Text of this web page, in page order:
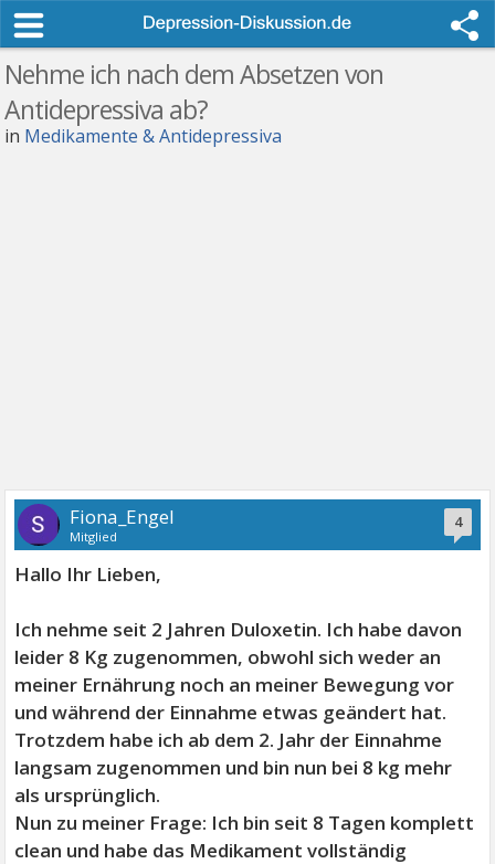
Nehme ich nach dem Absetzen von
Antidepressiva ab?
in Medikamente & Antidepressiva
4
Fiona_Engel
Mitglied
Hallo Ihr Lieben,
Ich nehme seit 2 Jahren Duloxetin. Ich habe davon
leider 8 Kg zugenommen, obwohl sich weder an
meiner Ernährung noch an meiner Bewegung vor
und während der Einnahme etwas geändert hat.
Trotzdem habe ich ab dem 2. Jahr der Einnahme
langsam zugenommen und bin nun bei 8 kg mehr
als ursprünglich.
Nun zu meiner Frage: Ich bin seit 8 Tagen komplett
clean und habe das Medikament vollständig